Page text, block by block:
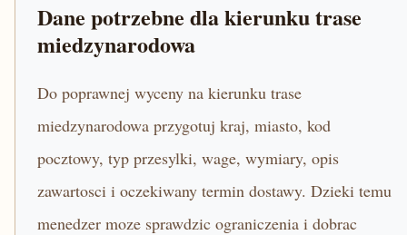
Dane potrzebne dla kierunku trase
miedzynarodowa
Do poprawnej wyceny na kierunku trase
miedzynarodowa przygotuj kraj, miasto, kod
pocztowy, typ przesylki, wage, wymiary, opis
zawartosci i oczekiwany termin dostawy. Dzieki temu
menedzer moze sprawdzic ograniczenia i dobrac